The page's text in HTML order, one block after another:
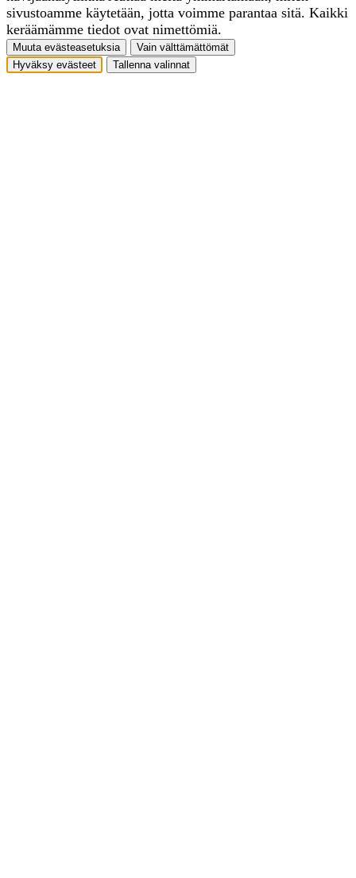
sivustoamme käytetään, jotta voimme parantaa sitä. Kaikki
keräämämme tiedot ovat nimettömiä.
Muuta evästeasetuksia
Vain välttämättömät
Hyväksy evästeet
Tallenna valinnat